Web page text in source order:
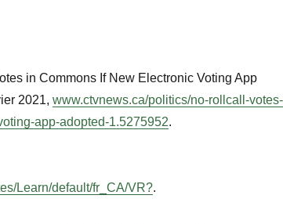
in Commons If New Electronic Voting App
2021, www.ctvnews.ca/politics/no-rollcall-votes-
app-adopted-1.5275952.
Learn/default/fr_CA/VR?.